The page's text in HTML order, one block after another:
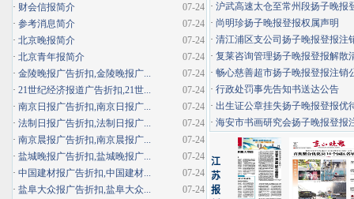
· 沪武高速太仓至常州段扬子晚报
· 尚明珍扬子晚报登报权属声明
· 清江浦区支公司扬子晚报登报注
· 复莱咨询管理扬子晚报登报解散
· 畅心慈善超市扬子晚报登报注销
· 行政处罚事先告知书送达公告
· 出生证公章挂失扬子晚报登报优
· 海安市书画研究会扬子晚报登报
07-24
· 财会信报简介
07-24
· 参考消息简介
07-24
· 北京晚报简介
07-24
· 北京青年报简介
07-24
· 金陵晚报广告折扣,金陵晚报广...
07-24
· 21世纪经济报道广告折扣,21世...
07-24
· 南京日报广告折扣,南京日报广...
07-24
· 法制日报广告折扣,法制日报广...
07-24
· 南京晨报广告折扣,南京晨报广...
07-24
· 盐城晚报广告折扣,盐城晚报广...
07-24
· 中国建材报广告折扣,中国建材...
07-24
· 盐阜大众报广告折扣,盐阜大众...